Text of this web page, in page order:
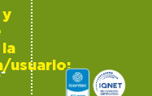
usuario: